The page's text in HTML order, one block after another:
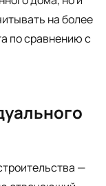
на более
по сравнению с
—